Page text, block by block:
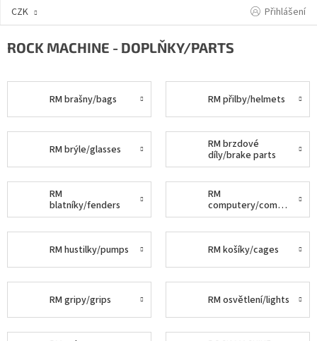
Přejít
CZK Přihlášení
ROCK MACHINE - DOPLŇKY/PARTS
RM brašny/bags RM přilby/helmets
RM brýle/glasses
RM brzdové
díly/brake parts
RM
blatníky/fenders
RM
computery/computers
RM hustilky/pumps RM košíky/cages
RM gripy/grips RM osvětlení/lights